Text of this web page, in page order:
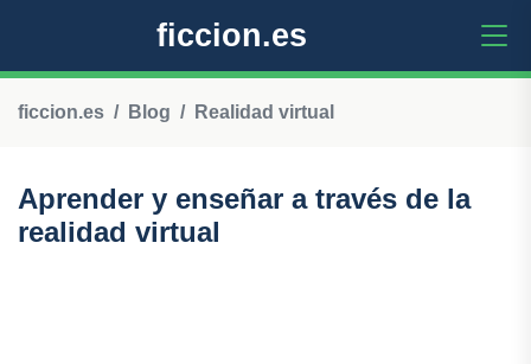
ficcion.es
ficcion.es Blog Realidad virtual
Aprender y enseñar a través de la
realidad virtual